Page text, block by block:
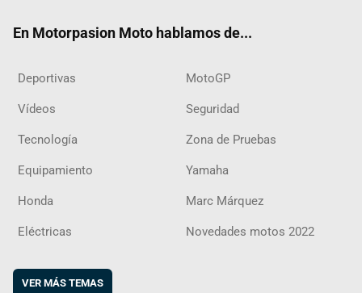
En Motorpasion Moto hablamos de...
Deportivas MotoGP
Vídeos Seguridad
Tecnología Zona de Pruebas
Equipamiento Yamaha
Honda Marc Márquez
Eléctricas Novedades motos 2022
VER MÁS TEMAS